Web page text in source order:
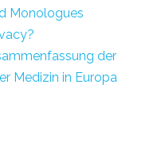
Monologues
der
Medizin in Europa